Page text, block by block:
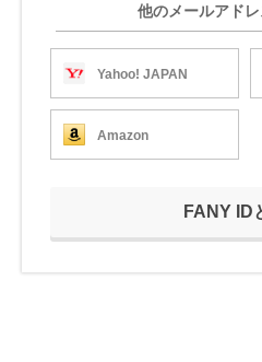
他のメールアド
Yahoo! JAPAN
Amazon
FANY ID